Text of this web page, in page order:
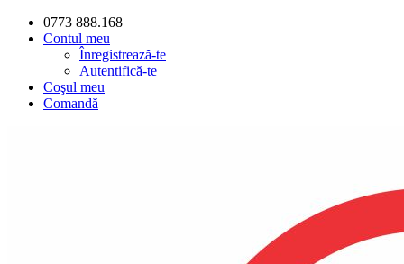
0773 888.168
Contul meu
Înregistrează-te
Autentifică-te
Coşul meu
Comandă